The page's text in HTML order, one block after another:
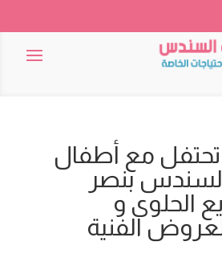
تحتفل مع أطفال
بنصر
الحلوى و
الفنية